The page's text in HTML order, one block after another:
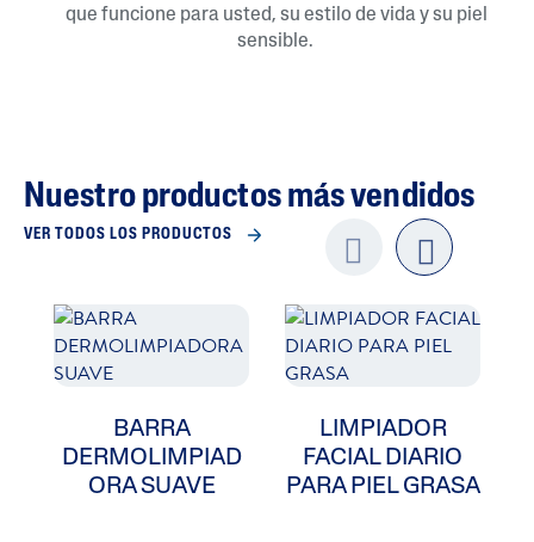
que funcione para usted, su estilo de vida y su piel
sensible.
Nuestro productos más vendidos
VER TODOS LOS PRODUCTOS
next
BARRA
DERMOLIMPIAD
ORA SUAVE
LIMPIADOR
FACIAL DIARIO
PARA PIEL GRASA